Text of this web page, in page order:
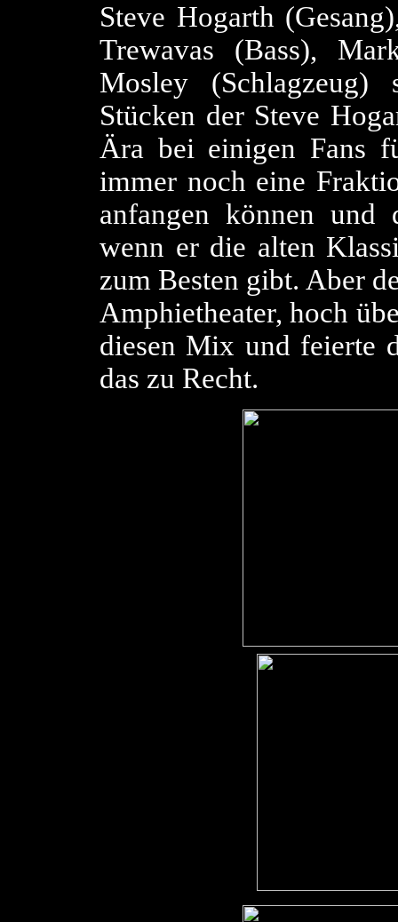
Steve Hogarth
Trewavas (Bass),
Mosley
Stücken der Steve
Ära bei einigen Fans
immer noch eine
anfangen können und
wenn er die alten
zum Besten gibt. Aber
Amphietheater, hoch
diesen Mix und feierte
das zu Recht.